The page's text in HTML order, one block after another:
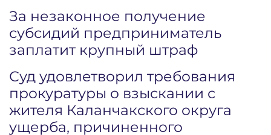
За незаконное получение
субсидий предприниматель
заплатит крупный штраф
Суд удовлетворил требования
прокуратуры о взыскании с
жителя Каланчакского округа
ущерба, причиненного